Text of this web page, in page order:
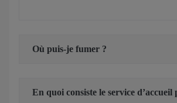
Où puis-je fumer ?
En quoi consiste le service d’accueil